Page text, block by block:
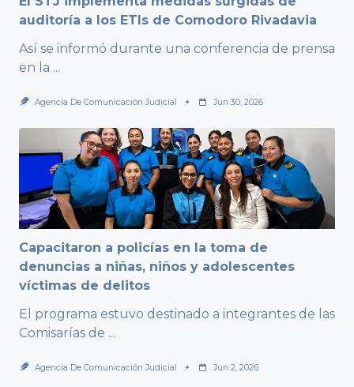
auditoría a los ETIs de Comodoro Rivadavia
Así se informó durante una conferencia de prensa
en la ...
Agencia De Comunicación Judicial Jun 30, 2026
Capacitaron a policías en la toma de
denuncias a niñas, niños y adolescentes
víctimas de delitos
El programa estuvo destinado a integrantes de las
Comisarías de ...
Agencia De Comunicación Judicial Jun 2, 2026